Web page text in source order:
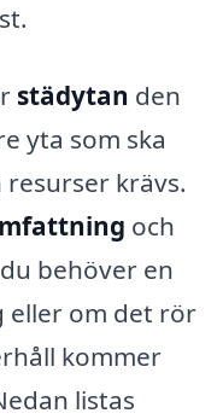
städytan den
yta som ska
krävs.
och
behöver en
eller om det rör
kommer
listas